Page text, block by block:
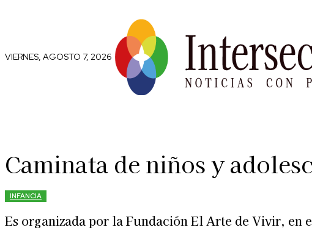
VIERNES, AGOSTO 7, 2026
Caminata de niños y
INFANCIA
Es organizada por la Fundación El Arte de Vivir, en